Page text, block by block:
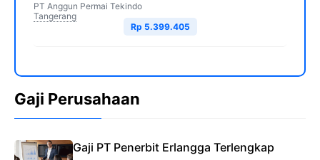
PT Anggun Permai Tekindo
Tangerang
Rp 5.399.405
Gaji Perusahaan
Gaji PT Penerbit Erlangga Terlengkap